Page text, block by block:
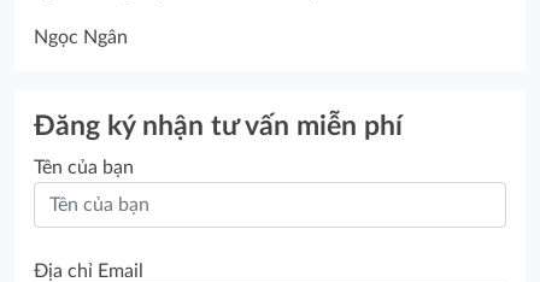
Ngọc Ngân
Đăng ký nhận tư vấn miễn phí
Tên của bạn
Địa chỉ Email